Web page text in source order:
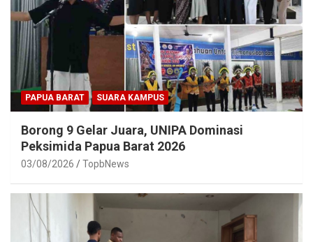
PAPUA BARAT SUARA KAMPUS
Borong 9 Gelar Juara, UNIPA Dominasi
Peksimida Papua Barat 2026
03/08/2026 TopbNews